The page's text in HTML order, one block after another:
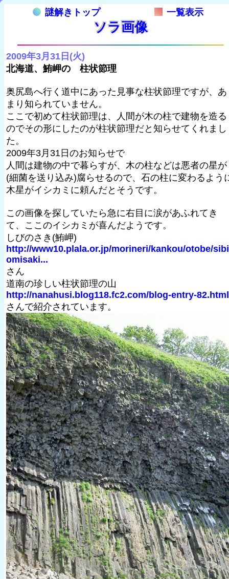
謎解きトップ 一覧表示
ソラ画像
2009年3月31日(火)
北海道、鮪岬の 柱状節理
奥尻島へ行く道中にあった見事な柱状節理ですが、あ
まり知られていません。
ここで初めて柱状節理は、人間が木の柱で建物を造る
のでその形にしたのが柱状節理だと知らせてくれまし
た。
2009年3月31日のお知らせで
人間は建物の中で暮らすが、木の柱などは悪者の星が
(細菌を送り込み)腐らせるので、石の柱に変わるよう
木星がイシカミに頼んだとそうです。
この画像を探していたら急に右目に涙があふれてき
て、ここのイシカミが喜んだようです。
しびのさき(鮪岬)
http://www10.plala.or.jp/morineri/kankou/otobe/
omisaki...
さん
道南の珍しい柱状節理の山
http://nanahusi.blog118.fc2.com/blog-entry-82.html
さんで紹介されています。